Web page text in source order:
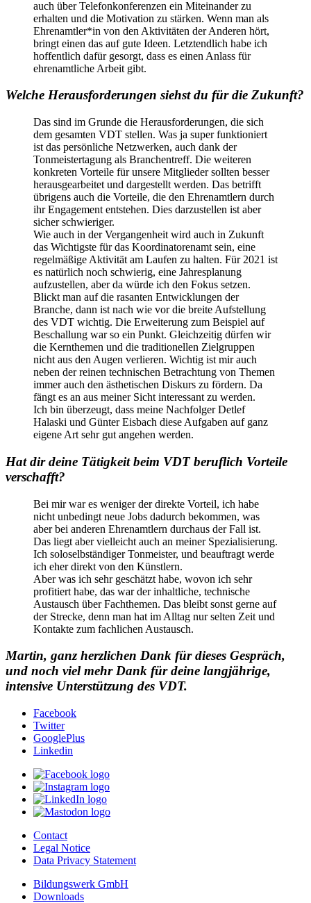
auch über Telefonkonferenzen ein Miteinander zu
erhalten und die Motivation zu stärken. Wenn man als
Ehrenamtler*in von den Aktivitäten der Anderen hört,
bringt einen das auf gute Ideen. Letztendlich habe ich
hoffentlich dafür gesorgt, dass es einen Anlass für
ehrenamtliche Arbeit gibt.
Welche Herausforderungen siehst du für die Zukunft?
Das sind im Grunde die Herausforderungen, die sich
dem gesamten VDT stellen. Was ja super funktioniert
ist das persönliche Netzwerken, auch dank der
Tonmeistertagung als Branchentreff. Die weiteren
konkreten Vorteile für unsere Mitglieder sollten besser
herausgearbeitet und dargestellt werden. Das betrifft
übrigens auch die Vorteile, die den Ehrenamtlern durch
ihr Engagement entstehen. Dies darzustellen ist aber
sicher schwieriger.
Wie auch in der Vergangenheit wird auch in Zukunft
das Wichtigste für das Koordinatorenamt sein, eine
regelmäßige Aktivität am Laufen zu halten. Für 2021 ist
es natürlich noch schwierig, eine Jahresplanung
aufzustellen, aber da würde ich den Fokus setzen.
Blickt man auf die rasanten Entwicklungen der
Branche, dann ist nach wie vor die breite Aufstellung
des VDT wichtig. Die Erweiterung zum Beispiel auf
Beschallung war so ein Punkt. Gleichzeitig dürfen wir
die Kernthemen und die traditionellen Zielgruppen
nicht aus den Augen verlieren. Wichtig ist mir auch
neben der reinen technischen Betrachtung von Themen
immer auch den ästhetischen Diskurs zu fördern. Da
fängt es an aus meiner Sicht interessant zu werden.
Ich bin überzeugt, dass meine Nachfolger Detlef
Halaski und Günter Eisbach diese Aufgaben auf ganz
eigene Art sehr gut angehen werden.
Hat dir deine Tätigkeit beim VDT beruflich Vorteile
verschafft?
Bei mir war es weniger der direkte Vorteil, ich habe
nicht unbedingt neue Jobs dadurch bekommen, was
aber bei anderen Ehrenamtlern durchaus der Fall ist.
Das liegt aber vielleicht auch an meiner Spezialisierung.
Ich soloselbständiger Tonmeister, und beauftragt werde
ich eher direkt von den Künstlern.
Aber was ich sehr geschätzt habe, wovon ich sehr
profitiert habe, das war der inhaltliche, technische
Austausch über Fachthemen. Das bleibt sonst gerne auf
der Strecke, denn man hat im Alltag nur selten Zeit und
Kontakte zum fachlichen Austausch.
Martin, ganz herzlichen Dank für dieses Gespräch,
und noch viel mehr Dank für deine langjährige,
intensive Unterstützung des VDT.
Facebook
Twitter
GooglePlus
Linkedin
Contact
Legal Notice
Data Privacy Statement
Bildungswerk GmbH
Downloads